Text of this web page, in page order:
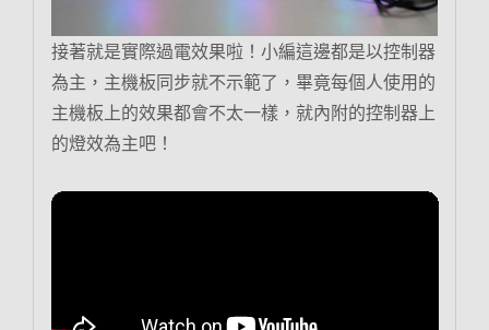
接著就是實際過電效果啦！小編這邊都是以控制器
為主，主機板同步就不示範了，畢竟每個人使用的
主機板上的效果都會不太一樣，就內附的控制器上
的燈效為主吧！